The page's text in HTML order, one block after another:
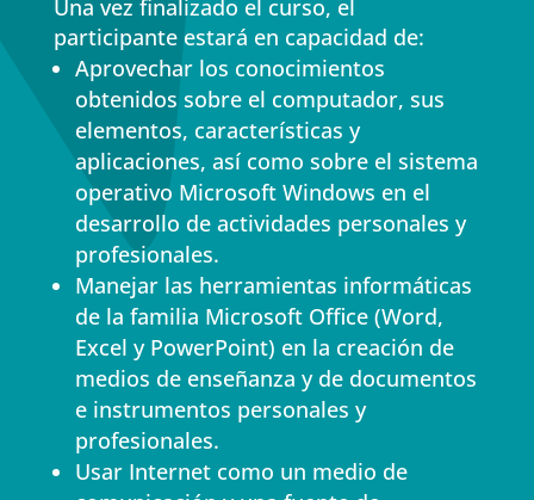
Una vez finalizado el curso, el
participante estará en capacidad de:
Aprovechar los conocimientos
obtenidos sobre el computador, sus
elementos, características y
aplicaciones, así como sobre el sistema
operativo Microsoft Windows en el
desarrollo de actividades personales y
profesionales.
Manejar las herramientas informáticas
de la familia Microsoft Office (Word,
Excel y PowerPoint) en la creación de
medios de enseñanza y de documentos
e instrumentos personales y
profesionales.
Usar Internet como un medio de